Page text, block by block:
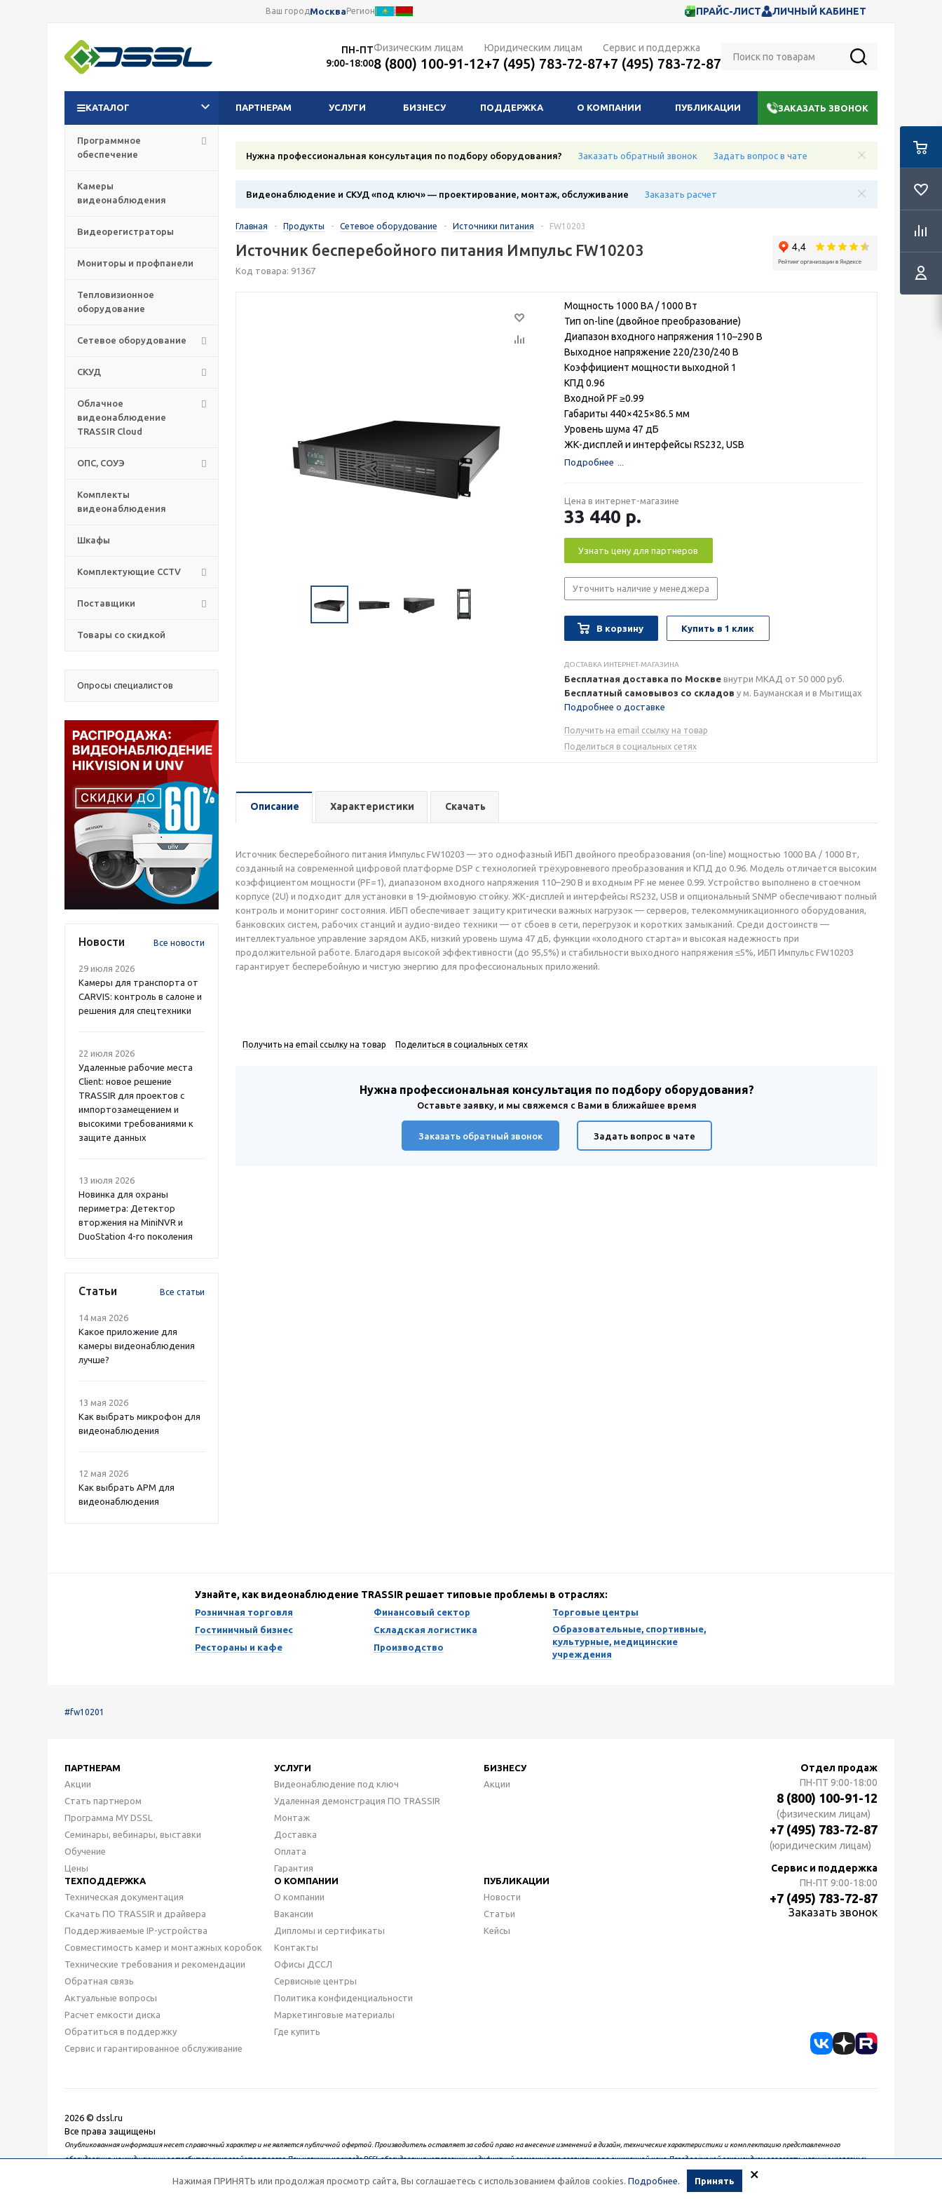
Ваш городМоскваРегион ПРАЙС-ЛИСТ ЛИЧНЫЙ КАБИНЕТ
ПН-ПТ
9:00-18:00
Физическим лицам
8 (800) 100-91-12
Юридическим лицам
+7 (495) 783-72-87
Сервис и поддержка
+7 (495) 783-72-87
КАТАЛОГ ПАРТНЕРАМ УСЛУГИ БИЗНЕСУ ПОДДЕРЖКА О КОМПАНИИ ПУБЛИКАЦИИ ЗАКАЗАТЬ ЗВОНОК
Программное
обеспечение
Камеры
видеонаблюдения
Видеорегистраторы
Мониторы и профпанели
Тепловизионное
оборудование
Сетевое оборудование
СКУД
Облачное
видеонаблюдение
TRASSIR Cloud
ОПС, СОУЭ
Комплекты
видеонаблюдения
Шкафы
Комплектующие CCTV
Поставщики
Товары со скидкой
Опросы специалистов
Новости Все новости
29 июля 2026
Камеры для транспорта от
CARVIS: контроль в салоне и
решения для спецтехники
22 июля 2026
Удаленные рабочие места
Client: новое решение
TRASSIR для проектов с
импортозамещением и
высокими требованиями к
защите данных
13 июля 2026
Новинка для охраны
периметра: Детектор
вторжения на MiniNVR и
DuoStation 4-го поколения
Статьи Все статьи
14 мая 2026
Какое приложение для
камеры видеонаблюдения
лучше?
13 мая 2026
Как выбрать микрофон для
видеонаблюдения
12 мая 2026
Как выбрать APM для
видеонаблюдения
Нужна профессиональная консультация по подбору оборудования? Заказать обратный звонок Задать вопрос в чате
Видеонаблюдение и СКУД «под ключ» — проектирование, монтаж, обслуживание Заказать расчет
Главная - Продукты - Сетевое оборудование - Источники питания - FW10203
Источник бесперебойного питания Импульс FW10203
Код товара: 91367
Мощность 1000 ВА / 1000 Вт
Тип on-line (двойное преобразование)
Диапазон входного напряжения 110–290 В
Выходное напряжение 220/230/240 В
Коэффициент мощности выходной 1
КПД 0.96
Входной PF ≥0.99
Габариты 440×425×86.5 мм
Уровень шума 47 дБ
ЖК-дисплей и интерфейсы RS232, USB
Подробнее
Цена в интернет-магазине
33 440 р.
Узнать цену для партнеров
Уточнить наличие у менеджера
В корзину Купить в 1 клик
ДОСТАВКА ИНТЕРНЕТ-МАГАЗИНА
Бесплатная доставка по Москве внутри МКАД от 50 000 руб.
Бесплатный самовывоз со складов у м. Бауманская и в Мытищах
Подробнее о доставке
Получить на email ссылку на товар
Поделиться в социальных сетях
Описание Характеристики Скачать
Источник бесперебойного питания Импульс FW10203 — это однофазный ИБП двойного преобразования (on-line) мощностью 1000 ВА / 1000 Вт,
созданный на современной цифровой платформе DSP с технологией трёхуровневого преобразования и КПД до 0.96. Модель отличается высоким
коэффициентом мощности (PF=1), диапазоном входного напряжения 110–290 В и входным PF не менее 0.99. Устройство выполнено в стоечном
корпусе (2U) и подходит для установки в 19-дюймовую стойку. ЖК-дисплей и интерфейсы RS232, USB и опциональный SNMP обеспечивают полный
контроль и мониторинг состояния. ИБП обеспечивает защиту критически важных нагрузок — серверов, телекоммуникационного оборудования,
банковских систем, рабочих станций и аудио-видео техники — от сбоев в сети, перегрузок и коротких замыканий. Среди достоинств —
интеллектуальное управление зарядом АКБ, низкий уровень шума 47 дБ, функции «холодного старта» и высокая надежность при
продолжительной работе. Благодаря высокой эффективности (до 95,5%) и стабильности выходного напряжения ≤5%, ИБП Импульс FW10203
гарантирует бесперебойную и чистую энергию для профессиональных приложений.
Получить на email ссылку на товар Поделиться в социальных сетях
Нужна профессиональная консультация по подбору оборудования?
Оставьте заявку, и мы свяжемся с Вами в ближайшее время
Заказать обратный звонок Задать вопрос в чате
Узнайте, как видеонаблюдение TRASSIR решает типовые проблемы в отраслях:
Розничная торговля
Гостиничный бизнес
Рестораны и кафе
Финансовый сектор
Складская логистика
Производство
Торговые центры
Образовательные, спортивные,
культурные, медицинские
учреждения
#fw10201
ПАРТНЕРАМ
Акции
Стать партнером
Программа MY DSSL
Семинары, вебинары, выставки
Обучение
Цены
УСЛУГИ
Видеонаблюдение под ключ
Удаленная демонстрация ПО TRASSIR
Монтаж
Доставка
Оплата
Гарантия
БИЗНЕСУ
Акции
ТЕХПОДДЕРЖКА
Техническая документация
Скачать ПО TRASSIR и драйвера
Поддерживаемые IP-устройства
Совместимость камер и монтажных коробок
Технические требования и рекомендации
Обратная связь
Актуальные вопросы
Расчет емкости диска
Обратиться в поддержку
Сервис и гарантированное обслуживание
О КОМПАНИИ
О компании
Вакансии
Дипломы и сертификаты
Контакты
Офисы ДССЛ
Сервисные центры
Политика конфиденциальности
Маркетинговые материалы
Где купить
ПУБЛИКАЦИИ
Новости
Статьи
Кейсы
Отдел продаж
ПН-ПТ 9:00-18:00
8 (800) 100-91-12
(физическим лицам)
+7 (495) 783-72-87
(юридическим лицам)
Сервис и поддержка
ПН-ПТ 9:00-18:00
+7 (495) 783-72-87
Заказать звонок
2026 © dssl.ru
Все права защищены
Опубликованная информация несет справочный характер и не является публичной офертой. Производитель оставляет за собой право на внесение изменений в дизайн, технические характеристики и комплектацию представленного
оборудования, не ухудшающих потребительские свойства товара. При наличии на складе DSSL оборудования устаревших модификаций возможна его реализация по сниженной цене. Перед покупкой рекомендуем проверять наличие желаемых
Нажимая ПРИНЯТЬ или продолжая просмотр сайта, Вы соглашаетесь с использованием файлов cookies. Подробнее. Принять ×